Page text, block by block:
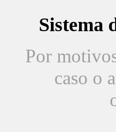
Sistema
Por
caso o